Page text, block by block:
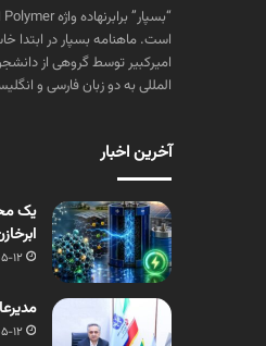
است. ماهنامه بسپار در ابتدا
المللی به دو زبان فارسی و
آخرین اخبار
یک
12
12